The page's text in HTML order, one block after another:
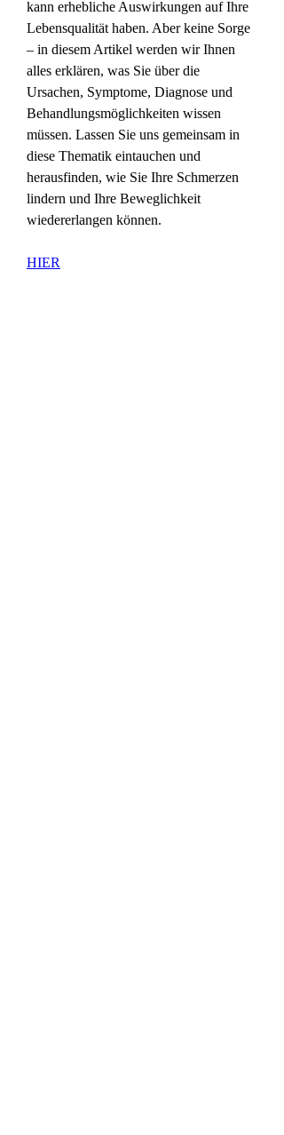
kann erhebliche Auswirkungen auf Ihre
Lebensqualität haben. Aber keine Sorge
– in diesem Artikel werden wir Ihnen
alles erklären, was Sie über die
Ursachen, Symptome, Diagnose und
Behandlungsmöglichkeiten wissen
müssen. Lassen Sie uns gemeinsam in
diese Thematik eintauchen und
herausfinden, wie Sie Ihre Schmerzen
lindern und Ihre Beweglichkeit
wiedererlangen können.
HIER